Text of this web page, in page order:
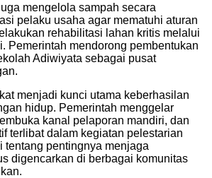
mengelola sampah secara
pelaku usaha agar mematuhi aturan
rehabilitasi lahan kritis melalui
Pemerintah mendorong pembentukan
Adiwiyata sebagai pusat
menjadi kunci utama keberhasilan
hidup. Pemerintah menggelar
kanal pelaporan mandiri, dan
terlibat dalam kegiatan pelestarian
tentang pentingnya menjaga
digencarkan di berbagai komunitas